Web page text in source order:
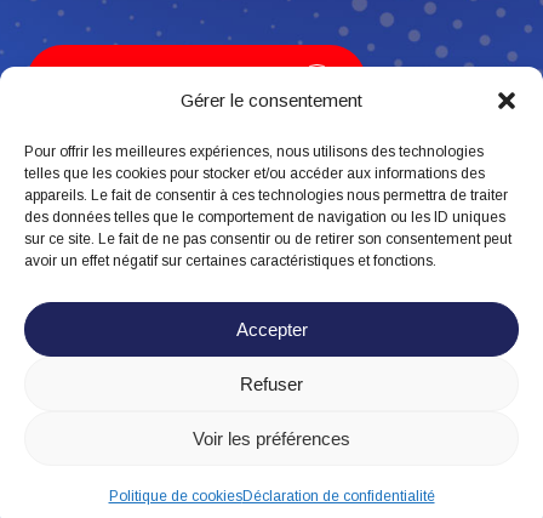
Gérer le consentement
Pour offrir les meilleures expériences, nous utilisons des technologies
telles que les cookies pour stocker et/ou accéder aux informations des
appareils. Le fait de consentir à ces technologies nous permettra de traiter
des données telles que le comportement de navigation ou les ID uniques
sur ce site. Le fait de ne pas consentir ou de retirer son consentement peut
avoir un effet négatif sur certaines caractéristiques et fonctions.
Accepter
Refuser
Voir les préférences
Politique de cookiesDéclaration de confidentialité
Suivez-nous